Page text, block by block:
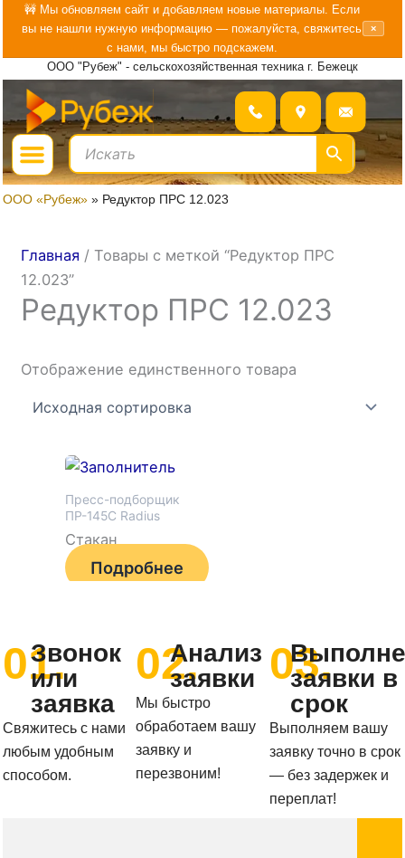
Перейти
содержимому
🚧 Мы обновляем сайт и добавляем новые материалы. Если
вы не нашли нужную информацию — пожалуйста, свяжитесь
с нами, мы быстро подскажем.
×
ООО "Рубеж" - сельскохозяйственная техника г. Бежецк
Menu
ООО «Рубеж» » Редуктор ПРС 12.023
Главная / Товары с меткой “Редуктор ПРС
12.023”
Редуктор ПРС 12.023
Отображение единственного товара
Пресс-подборщик
ПР-145С Radius
Стакан
Подробнее
01.
Звонок
или
заявка
Свяжитесь с нами
любым удобным
способом.
02.Анализ
заявки
Мы быстро
обработаем вашу
заявку и
перезвоним!
03.
заявки в
срок
Выполняем вашу
заявку точно в срок
— без задержек и
переплат!